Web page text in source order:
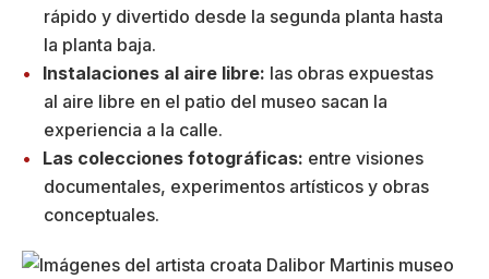
rápido y divertido desde la segunda planta hasta
la planta baja.
Instalaciones al aire libre: las obras expuestas
al aire libre en el patio del museo sacan la
experiencia a la calle.
Las colecciones fotográficas: entre visiones
documentales, experimentos artísticos y obras
conceptuales.